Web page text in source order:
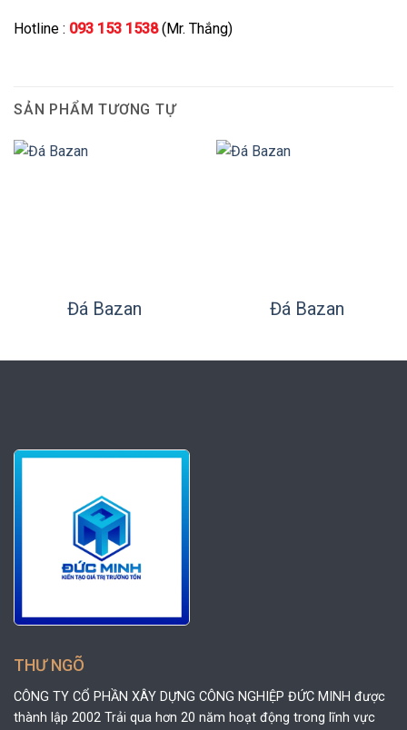
Hotline : 093 153 1538(Mr. Thắng)
SẢN PHẨM TƯƠNG TỰ
Đá Bazan Đá Bazan
THƯ NGÕ
CÔNG TY CỔ PHẦN XÂY DỰNG CÔNG NGHIỆP ĐỨC MINH được
thành lập 2002 Trải qua hơn 20 năm hoạt động trong lĩnh vực